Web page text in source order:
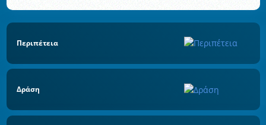
Περιπέτεια
Δράση